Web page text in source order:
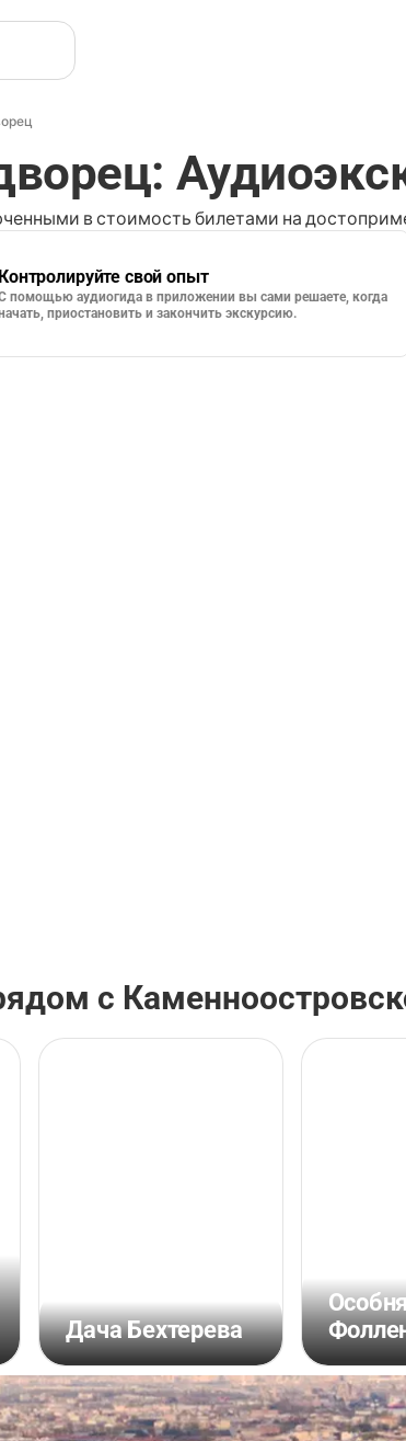
в стоимость билетами на
Контролируйте свой опыт
помощью аудиогида в приложении вы сами решаете, когда
приостановить и закончить экскурсию.
с
Дача Бехтерева